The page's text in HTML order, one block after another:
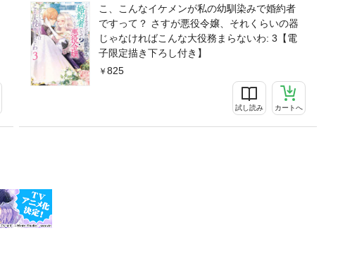
こ、こんなイケメンが私の幼馴染みで婚約者
ですって？ さすが悪役令嬢、それくらいの器
じゃなければこんな大役務まらないわ: 3【電
子限定描き下ろし付き】
825
試し読み カートへ